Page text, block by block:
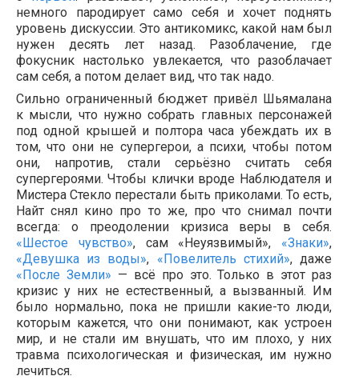
немного пародирует само себя и хочет поднять
уровень дискуссии. Это антикомикс, какой нам был
нужен десять лет назад. Разоблачение, где
фокусник настолько увлекается, что разоблачает
сам себя, а потом делает вид, что так надо.
Сильно ограниченный бюджет привёл Шьямалана
к мысли, что нужно собрать главных персонажей
под одной крышей и полтора часа убеждать их в
том, что они не супергерои, а психи, чтобы потом
они, напротив, стали серьёзно считать себя
супергероями. Чтобы клички вроде Наблюдателя и
Мистера Стекло перестали быть приколами. То есть,
Найт снял кино про то же, про что снимал почти
всегда: о преодолении кризиса веры в себя.
«Шестое чувство», сам «Неуязвимый», «Знаки»,
«Девушка из воды», «Повелитель стихий», даже
«После Земли» — всё про это. Только в этот раз
кризис у них не естественный, а вызванный. Им
было нормально, пока не пришли какие-то люди,
которым кажется, что они понимают, как устроен
мир, и не стали им внушать, что им плохо, у них
травма психологическая и физическая, им нужно
лечиться.